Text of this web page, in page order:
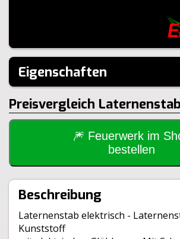
Eigenschaften
Hersteller:
---
Größe:
75cm
Preisvergleich
🎆 Feuerwerk im Shop
bestellen
Beschreibung
Laternenstab elektrisch -
Kunststoff